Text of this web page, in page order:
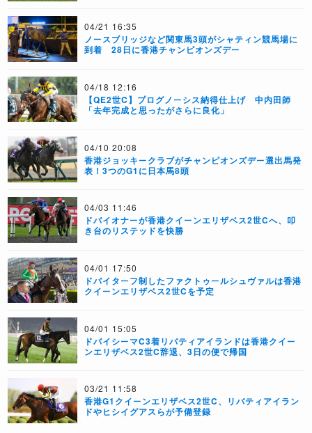
04/21 16:35
ノースブリッジなど関東馬3頭がシャティン競馬場に
到着 28日に香港チャンピオンズデー
04/18 12:16
【QE2世C】プログノーシス納得仕上げ 中内田師
「去年完成と思ったがさらに良化」
04/10 20:08
香港ジョッキークラブがチャンピオンズデー選出馬発
表！3つのG1に日本馬8頭
04/03 11:46
ドバイオナーが香港クイーンエリザベス2世Cへ、叩
き台のリステッドを快勝
04/01 17:50
ドバイターフ制したファクトゥールシュヴァルは香港
クイーンエリザベス2世Cを予定
04/01 15:05
ドバイシーマC3着リバティアイランドは香港クイー
ンエリザベス2世C辞退、3日の便で帰国
03/21 11:58
香港G1クイーンエリザベス2世C、リバティアイラン
ドやヒシイグアスらが予備登録